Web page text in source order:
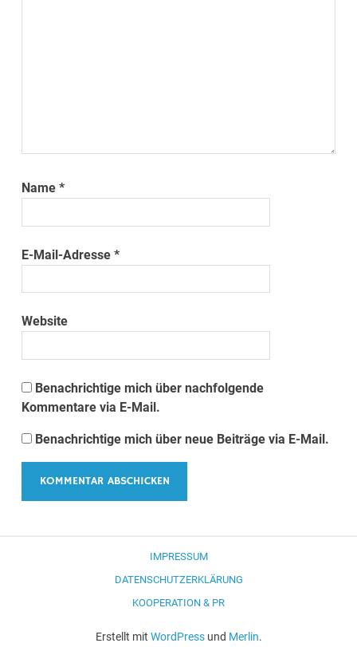
Name*
E-Mail-Adresse*
Website
Benachrichtige mich über nachfolgende
Kommentare via E-Mail.
Benachrichtige mich über neue Beiträge via E-Mail.
IMPRESSUM
DATENSCHUTZERKLÄRUNG
KOOPERATION & PR
Erstellt mit WordPressund Merlin.